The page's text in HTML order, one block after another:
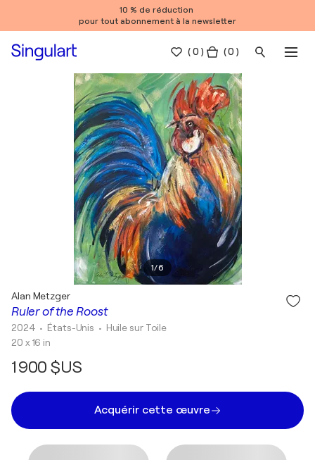
10 % de réduction
pour tout abonnement à la newsletter
(0 ) ( 0 )
1/6
Ruler of the Roost
Alan Metzger
2024 • États-Unis • Huile sur Toile
20 x 16 in
1 900 $US
Acquérir cette œuvre